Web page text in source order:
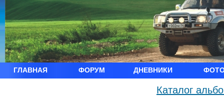
ГЛАВНАЯ ФОРУМ ДНЕВНИКИ
Каталог